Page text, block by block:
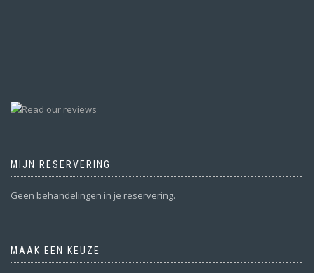
MIJN RESERVERING
Geen behandelingen in je reservering.
MAAK EEN KEUZE